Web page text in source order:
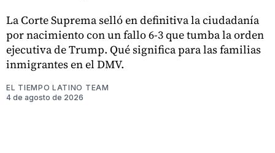
La Corte Suprema selló en definitiva la ciudadanía
por nacimiento con un fallo 6-3 que tumba la orden
ejecutiva de Trump. Qué significa para las familias
inmigrantes en el DMV.
EL TIEMPO LATINO TEAM
4 de agosto de 2026